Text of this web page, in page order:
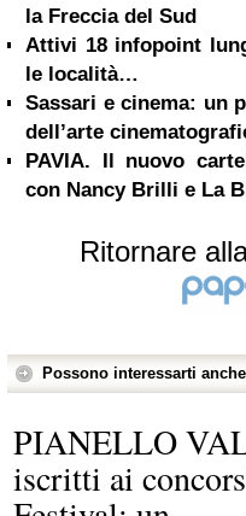
la Freccia del Sud
Attivi 18 infopoint
le località…
Sassari e cinema: un
dell’arte
PAVIA. Il nuovo
con Nancy Brilli e La
Ritornare
Possono interessarti
PIANELLO
iscritti ai